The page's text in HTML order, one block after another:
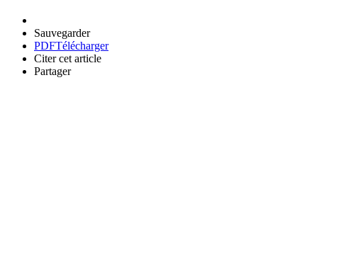
Sauvegarder
PDFTélécharger
Citer cet article
Partager